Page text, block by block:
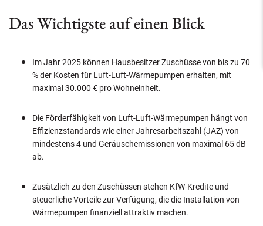
Das Wichtigste auf einen Blick
Im Jahr 2025 können Hausbesitzer Zuschüsse von bis zu 70
% der Kosten für Luft-Luft-Wärmepumpen erhalten, mit
maximal 30.000 € pro Wohneinheit.
Die Förderfähigkeit von Luft-Luft-Wärmepumpen hängt von
Effizienzstandards wie einer Jahresarbeitszahl (JAZ) von
mindestens 4 und Geräuschemissionen von maximal 65 dB
ab.
Zusätzlich zu den Zuschüssen stehen KfW-Kredite und
steuerliche Vorteile zur Verfügung, die die Installation von
Wärmepumpen finanziell attraktiv machen.